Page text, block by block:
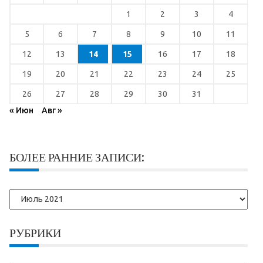
1 2 3 4
5 6 7 8 9 10 11
12 13 14 15 16 17 18
19 20 21 22 23 24 25
26 27 28 29 30
31
« Июн
Авг »
БОЛЕЕ РАННИЕ ЗАПИСИ:
Более
ранние
РУБРИКИ